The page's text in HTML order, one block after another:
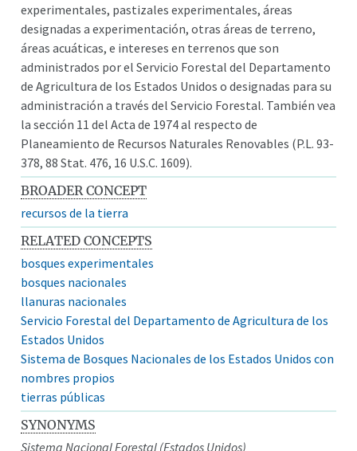
experimentales, pastizales experimentales, áreas
designadas a experimentación, otras áreas de terreno,
áreas acuáticas, e intereses en terrenos que son
administrados por el Servicio Forestal del Departamento
de Agricultura de los Estados Unidos o designadas para su
administración a través del Servicio Forestal. También vea
la sección 11 del Acta de 1974 al respecto de
Planeamiento de Recursos Naturales Renovables (P.L. 93-
378, 88 Stat. 476, 16 U.S.C. 1609).
BROADER CONCEPT
recursos de la tierra
RELATED CONCEPTS
bosques experimentales
bosques nacionales
llanuras nacionales
Servicio Forestal del Departamento de Agricultura de los
Estados Unidos
Sistema de Bosques Nacionales de los Estados Unidos con
nombres propios
tierras públicas
SYNONYMS
Sistema Nacional Forestal (Estados Unidos)